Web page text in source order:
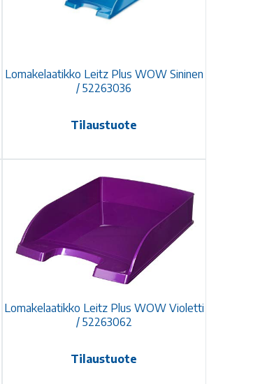
Lomakelaatikko Leitz Plus WOW Sininen
/ 52263036
Tilaustuote
Lomakelaatikko Leitz Plus WOW Violetti
/ 52263062
Tilaustuote